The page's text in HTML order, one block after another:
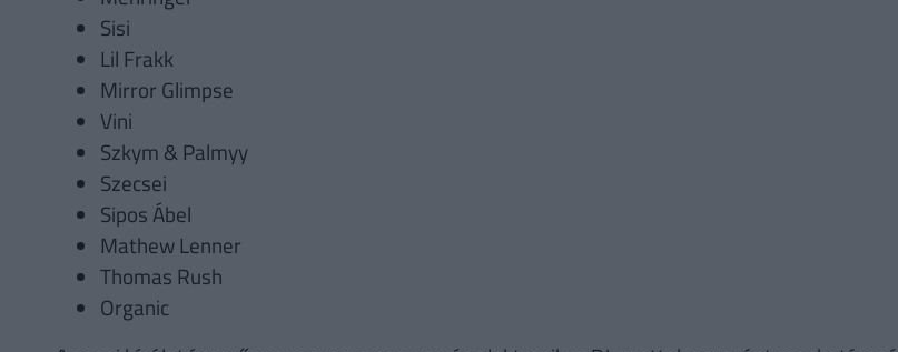
Sisi
Lil Frakk
Mirror Glimpse
Vini
Szkym & Palmyy
Szecsei
Sipos Ábel
Mathew Lenner
Thomas Rush
Organic